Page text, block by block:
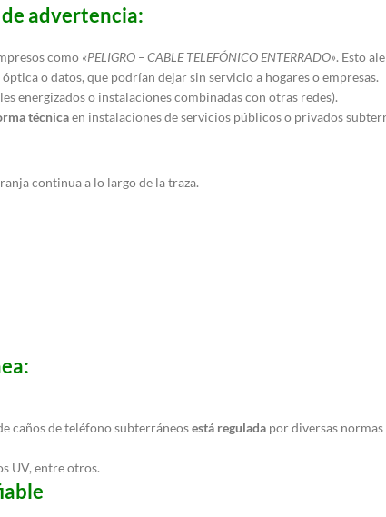
advertencia:
como «PELIGRO – CABLE TELEFÓNICO ENTERRADO». Esto
o datos, que podrían dejar sin servicio a hogares o empresas.
energizados o instalaciones combinadas con otras redes).
técnicaen instalaciones de servicios públicos o privados
continua a lo largo de la traza.
caños de teléfono subterráneosestá regulada por diversas
UV, entre otros.